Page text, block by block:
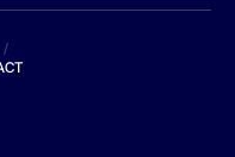
/